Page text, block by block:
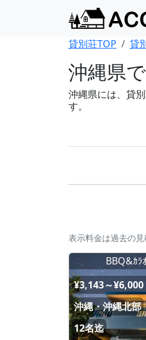
貸別荘TOP
貸
沖縄県
沖縄県には、貸
す。
表示料金は過去の
BBQ&ｶ
¥3,143～¥6,000
沖縄・沖縄北部
12名迄